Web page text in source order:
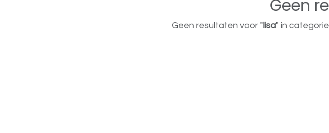
Geen
Geen resultaten voor "lisa" in